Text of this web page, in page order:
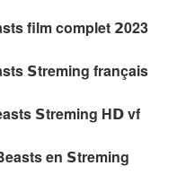
film complet 𝟮023
𝗦treming français
𝗦treming H𝗗 vf
en 𝗦treming